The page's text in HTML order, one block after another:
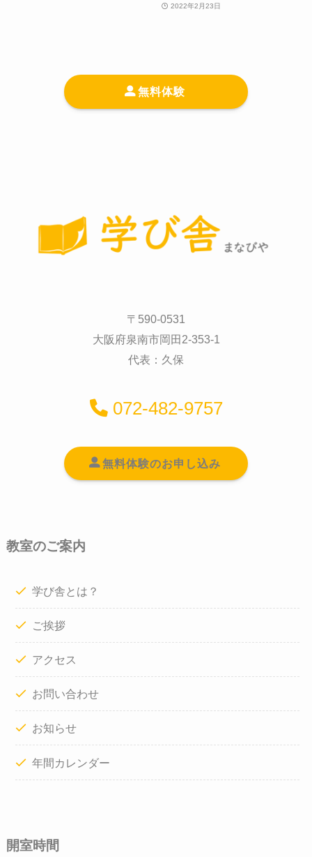
2022年2月23日
無料体験
〒590-0531
大阪府泉南市岡田2-353-1
代表：久保
072-482-9757
無料体験のお申し込み
教室のご案内
学び舎とは？
ご挨拶
アクセス
お問い合わせ
お知らせ
年間カレンダー
開室時間